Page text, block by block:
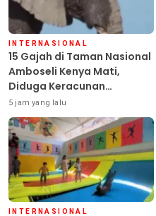
INTERNASIONAL
15 Gajah di Taman Nasional
Amboseli Kenya Mati,
Diduga Keracunan
Pestisida
5 jam yang lalu
INTERNASIONAL